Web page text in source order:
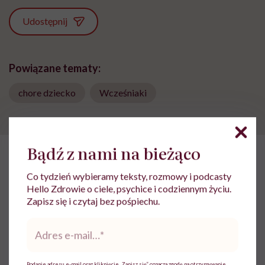
Udostępnij
Powiązane tematy:
chore dziecko Wcześniaki
HelloZdrowie: Życie OnkoTata: „Leczenie
OnkoTata: „Leczenie
onkologiczne dziecka to nie
tylko strach i smutek”
Bądź z nami na bieżąco
Co tydzień wybieramy teksty, rozmowy i podcasty
Hello Zdrowie o ciele, psychice i codziennym życiu.
Zapisz się i czytaj bez pośpiechu.
*